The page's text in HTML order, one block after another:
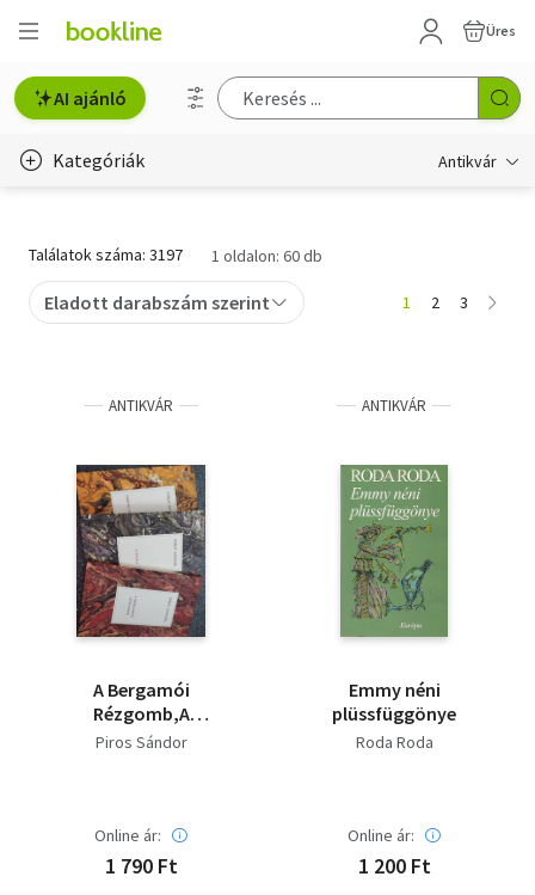
Üres
AI ajánló
Kategóriák Antikvár
Életmód, egészség
Hobbi, szabadidő
Idegen nyelvű
Irodalom
Minikönyv
Művészet
Szótár, nyelvkönyv
Találatok száma: 3197 1 oldalon: 60 db
Eladott darabszám szerint 1 2 3
ANTIKVÁR
A Bergamói
Rézgomb,A
Dajka,Örömcsinálók
Piros Sándor
Online ár:
1 790 Ft
ANTIKVÁR
Emmy néni
plüssfüggönye
Roda Roda
Online ár:
1 200 Ft